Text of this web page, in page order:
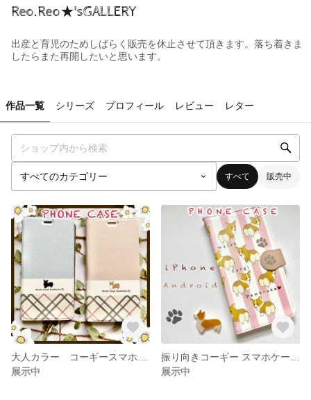
Reo.Reo★'sGALLERY
出産と育児のためしばらく販売を休止させて頂きます。落ち着きま
したらまた再開したいと思います。
作品一覧 シリーズ プロフィール レビュー レター
すべて 販売中
展示中
展示中